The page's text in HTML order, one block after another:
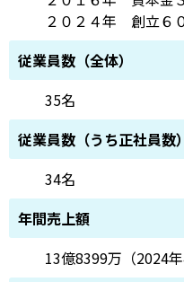
２０２４年 創立６
従業員数（全体）
35名
従業員数（うち正社員数）
34名
年間売上額
13億8399万（2024年